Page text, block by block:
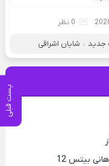
پست قبلی
0 نظر
جدید ، شایان اشراقی
بیتس 12